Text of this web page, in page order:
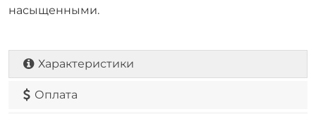
насыщенными.
Характеристики
Оплата